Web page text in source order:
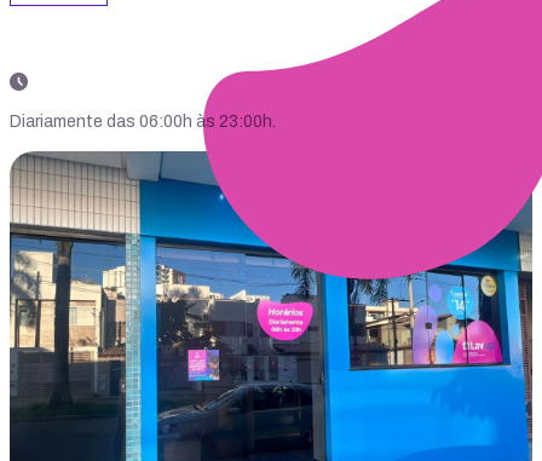
Diariamente das 06:00h às 23:00h.